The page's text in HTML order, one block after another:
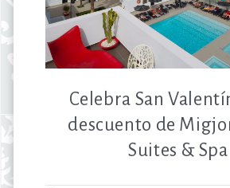
Celebra San
descuento de
Suites & Spa